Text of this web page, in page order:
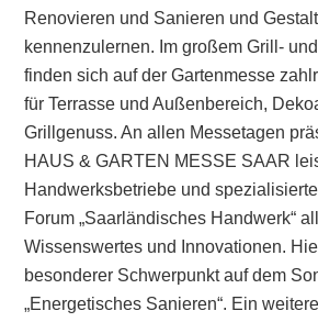
Renovieren und Sanieren und
kennenzulernen. Im großem Grill-
finden sich auf der Gartenmesse
für Terrasse und Außenbereich,
Grillgenuss. An allen Messetagen
HAUS & GARTEN MESSE SAAR
Handwerksbetriebe und
Forum „Saarländisches Handwerk“
Wissenswertes und Innovationen.
besonderer Schwerpunkt auf dem
„Energetisches Sanieren“. Ein